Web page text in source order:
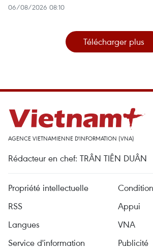
06/08/2026 08:10
Télécharger plus
AGENCE VIETNAMIENNE D'INFORMATION (VNA)
Rédacteur en chef: TRÂN TIÊN DUÂN
Propriété intellectuelle
RSS
Appui
Langues
VNA
Service d'information
Publicité